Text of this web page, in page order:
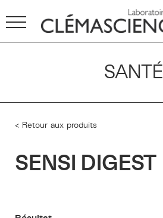
SANTÉ
< Retour aux produits
SENSI DIGEST